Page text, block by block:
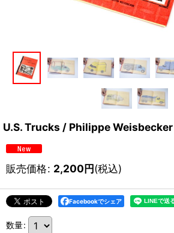
U.S. Trucks / Philippe Weisbecker
販売価格: 2,200円(税込)
Facebookでシェア
数量: